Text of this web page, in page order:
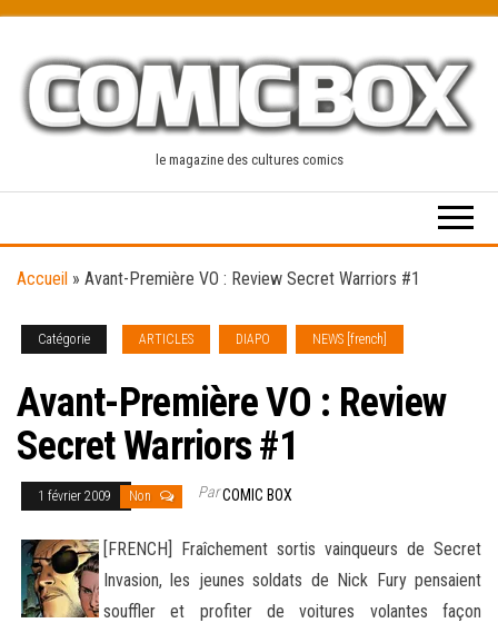
content
le magazine des cultures comics
Accueil » Avant-Première VO : Review Secret Warriors #1
Catégorie ARTICLES DIAPO NEWS [french]
Avant-Première VO : Review
Secret Warriors #1
1 février 2009 Non ParCOMIC BOX
[FRENCH] Fraîchement sortis vainqueurs de Secret
Invasion, les jeunes soldats de Nick Fury pensaient
souffler et profiter de voitures volantes façon